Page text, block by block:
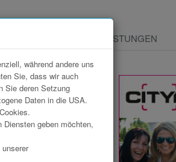
LEISTUNGEN
Weiterleiten
während andere uns
Sie, dass wir auch
Sie deren Setzung
Daten in die USA.
geben möchten,